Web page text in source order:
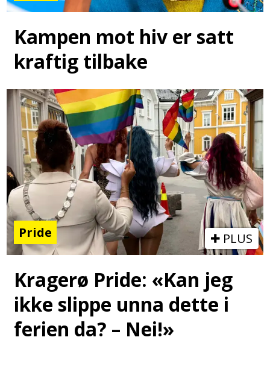
Kampen mot hiv er satt
kraftig tilbake
Pride PLUS
Kragerø Pride: «Kan jeg
ikke slippe unna dette i
ferien da? – Nei!»